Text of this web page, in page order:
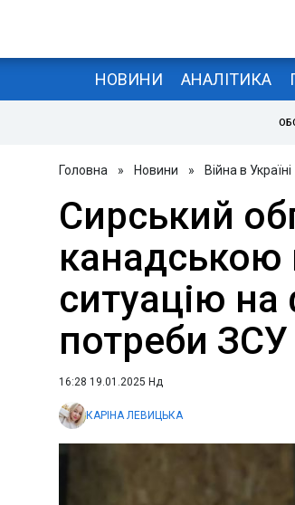
НОВИНИ АНАЛІТИКА
Головна » Новини » Війна в Україні
Сирський
канадською
ситуацію на
потреби ЗСУ
16:28 19.01.2025 Нд
КАРІНА ЛЕВИЦЬКА